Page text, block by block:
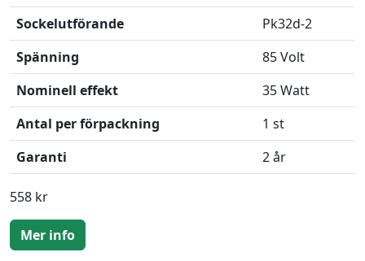
Sockelutförande
Pk32d-2
Spänning
85 Volt
Nominell effekt
35 Watt
Antal per förpackning
1 st
Garanti
2 år
558 kr
Mer info